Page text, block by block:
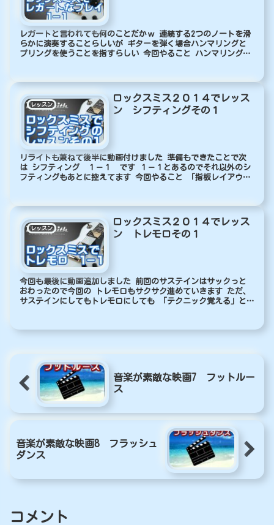
レガートと言われても何のことだかｗ 連続する2つのノートを滑
らかに演奏することらしいが ギターを弾く場合ハンマリングと
プリングを使うことを指すらしい 今回やること ハンマリングと
レッスン
ロックスミス２０１４でレッス
ン シフティングその１
リライトも兼ねて後半に動画付けました 準備もできたことで次
は シフティング １－１ です １－１とあるのでそれ以外のシ
フティングもあとに控えてます 今回やること 「指板レイアウ
レッスン
ロックスミス２０１４でレッス
ン トレモロその１
今回も最後に動画追加しました 前回のサステインはサックっと
おわったので今回の トレモロもサクサク進めていきます ただ、
サステインにしてもトレモロにしても 「テクニック覚える」と
音楽が素敵な映画7 フットルー
ス
音楽が素敵な映画8 フラッシュ
ダンス
コメント